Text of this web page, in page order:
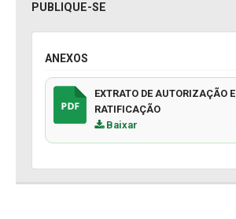
PUBLIQUE-SE
ANEXOS
EXTRATO DE AUTORIZAÇÃO E
RATIFICAÇÃO
Baixar